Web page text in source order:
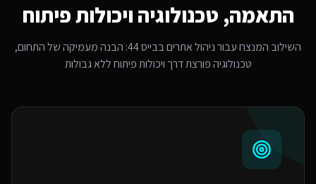
התאמה, טכנולוגיה ויכולות פיתוח
השילוב המנצח עבורניהול אתרים בבייס 44
: הבנה מעמיקה של התחום,
טכנולוגיה פורצת דרך ויכולות פיתוח ללא גבולות